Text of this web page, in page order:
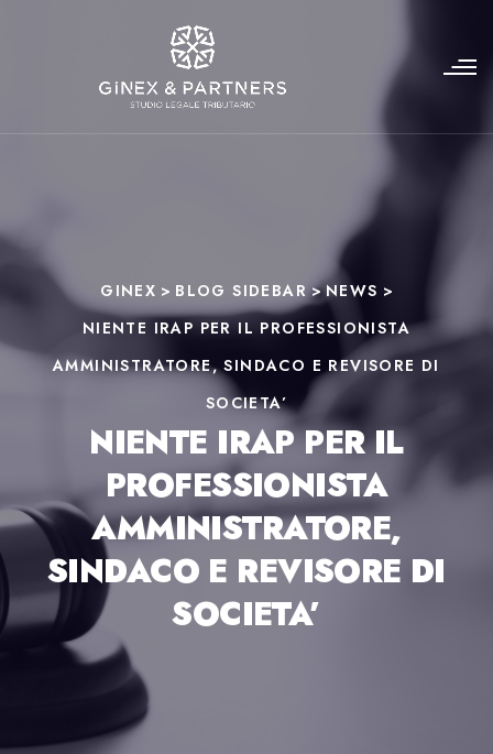
GINEX > BLOG SIDEBAR>NEWS >
NIENTE IRAP PER IL PROFESSIONISTA
AMMINISTRATORE, SINDACO E REVISORE DI
SOCIETA’
NIENTE IRAP PER IL
PROFESSIONISTA
AMMINISTRATORE,
SINDACO E REVISORE DI
SOCIETA’